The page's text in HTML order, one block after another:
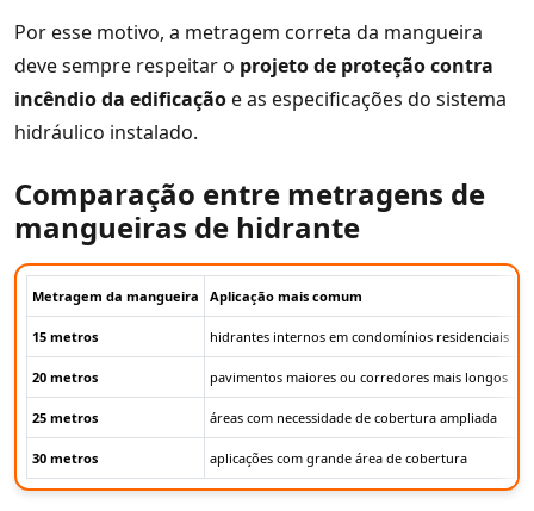
Por esse motivo, a metragem correta da mangueira
deve sempre respeitar o projeto de proteção contra
incêndio da edificaçãoe as especificações do sistema
hidráulico instalado.
Comparação entre metragens de
mangueiras de hidrante
Metragem da mangueira Aplicação mais comum
15 metros hidrantes internos em condomínios residenciais
20 metros pavimentos maiores ou corredores mais longos
25 metros áreas com necessidade de cobertura ampliada
30 metros aplicações com grande área de cobertura